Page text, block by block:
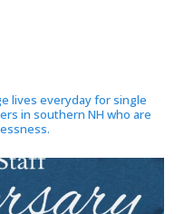
lives everyday for single
in southern NH who are